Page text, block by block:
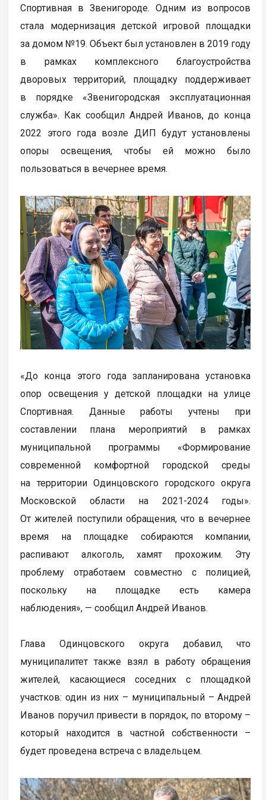
Спортивная в Звенигороде. Одним из вопросов
стала модернизация детской игровой площадки
за домом №19. Объект был установлен в 2019 году
в рамках комплексного благоустройства
дворовых территорий, площадку поддерживает
в порядке «Звенигородская эксплуатационная
служба». Как сообщил Андрей Иванов, до конца
2022 этого года возле ДИП будут установлены
опоры освещения, чтобы ей можно было
пользоваться в вечернее время.
«До конца этого года запланирована установка
опор освещения у детской площадки на улице
Спортивная. Данные работы учтены при
составлении плана мероприятий в рамках
муниципальной программы «Формирование
современной комфортной городской среды
на территории Одинцовского городского округа
Московской области на 2021-2024 годы».
От жителей поступили обращения, что в вечернее
время на площадке собираются компании,
распивают алкоголь, хамят прохожим. Эту
проблему отработаем совместно с полицией,
поскольку на площадке есть камера
наблюдения», — сообщил Андрей Иванов.
Глава Одинцовского округа добавил, что
муниципалитет также взял в работу обращения
жителей, касающиеся соседних с площадкой
участков: один из них – муниципальный – Андрей
Иванов поручил привести в порядок, по второму –
который находится в частной собственности –
будет проведена встреча с владельцем.